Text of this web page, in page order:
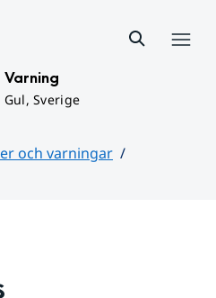
Varning
Gul, Sverige
och varningar